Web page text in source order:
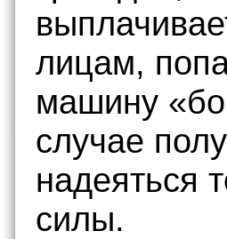
лицам,
машину
случае
надеяться
силы.